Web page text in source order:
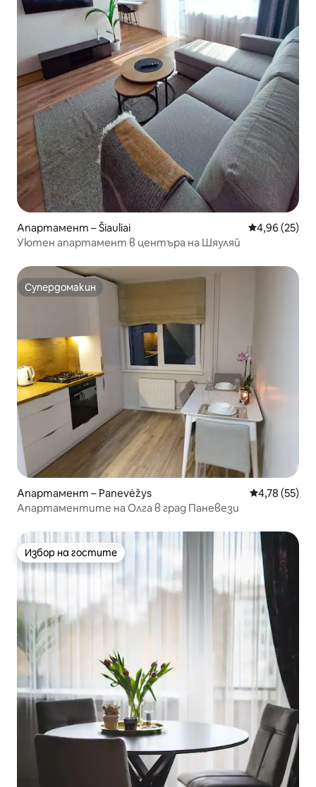
Апартамент – Šiauliai Средна
4,96 (25)
Уютен апартамент в центъра на Шяуляй
Супердомакин
Супердомакин
Апартамент – Panevėžys Средна
4,78 (55)
Апартаментите на Олга в град Паневези
Избор на гостите
Избор на гостите